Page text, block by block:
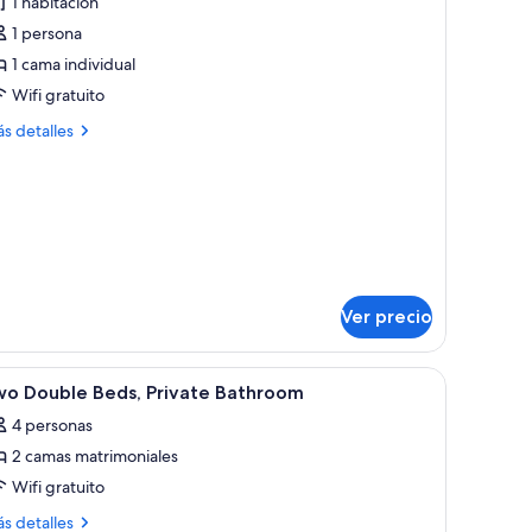
1 persona
1 cama individual
Wifi gratuito
detalles
Ver precio
en la habitación y escritorio
y una mesita de noche con lámpara.Caja de seguridad en la habitación y
7 Double Beds, Private Bathroom
4 personas
2 camas matrimoniales
Wifi gratuito
detalles